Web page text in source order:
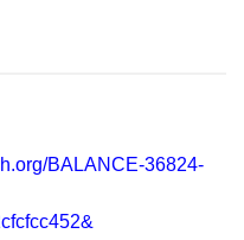
BALANCE-36824-